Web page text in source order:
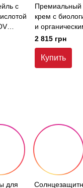
с
Премиальный
крем с
и
фильтрами
All-day-Shield
50 мл
2 815 грн
Купить
для
Солнцезащитн